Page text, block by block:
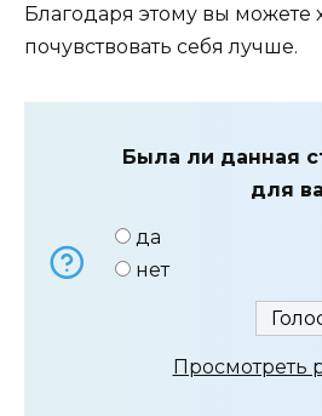
Благодаря этому вы можете
почувствовать себя лучше.
Была ли данная
для
да
нет
Просмотреть